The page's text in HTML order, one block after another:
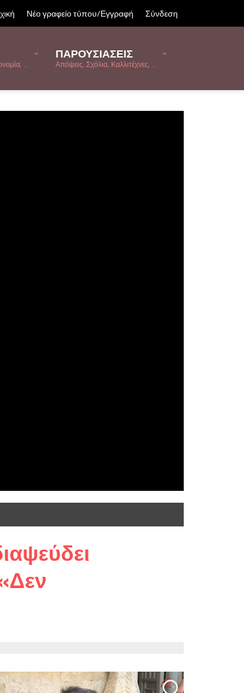
Νέο γραφείο τύπου/Εγγραφή Σύνδεση
...
ΠΑΡΟΥΣΙΑΣΕΙΣ
Απόψεις, Σχόλια, Καλλιτέχνες, ...